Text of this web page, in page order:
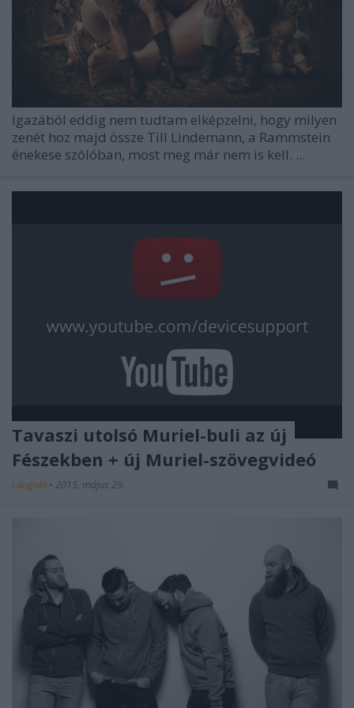
Igazából eddig nem tudtam elképzelni, hogy milyen
zenét hoz majd össze Till Lindemann, a Rammstein
énekese szólóban, most meg már nem is kell. ...
Tavaszi utolsó Muriel-buli az új
Fészekben + új Muriel-szövegvideó
Lángoló • 2015. május 29.